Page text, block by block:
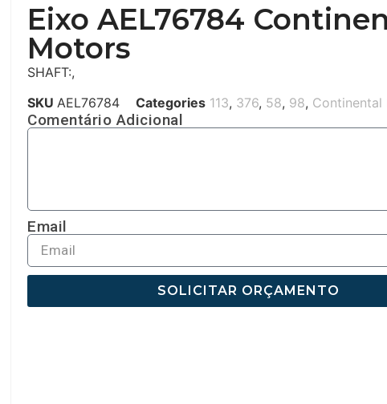
Eixo AEL76784
Motors
SHAFT:,
SKU AEL76784 Categories 113, 376, 58, 98, Continental
Comentário Adicional
Email
SOLICITAR ORÇAMENTO